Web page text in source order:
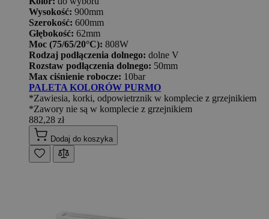
Wysokość: 900mm
Szerokość: 600mm
Głębokość: 62mm
Moc (75/65/20°C): 808W
Rodzaj podłączenia dolnego: dolne V
Rozstaw podłączenia dolnego: 50mm
Max ciśnienie robocze: 10bar
PALETA KOLORÓW PURMO
*Zawiesia, korki, odpowietrznik w komplecie z grzejnikiem
*Zawory nie są w komplecie z grzejnikiem
882,28 zł
Dodaj do koszyka